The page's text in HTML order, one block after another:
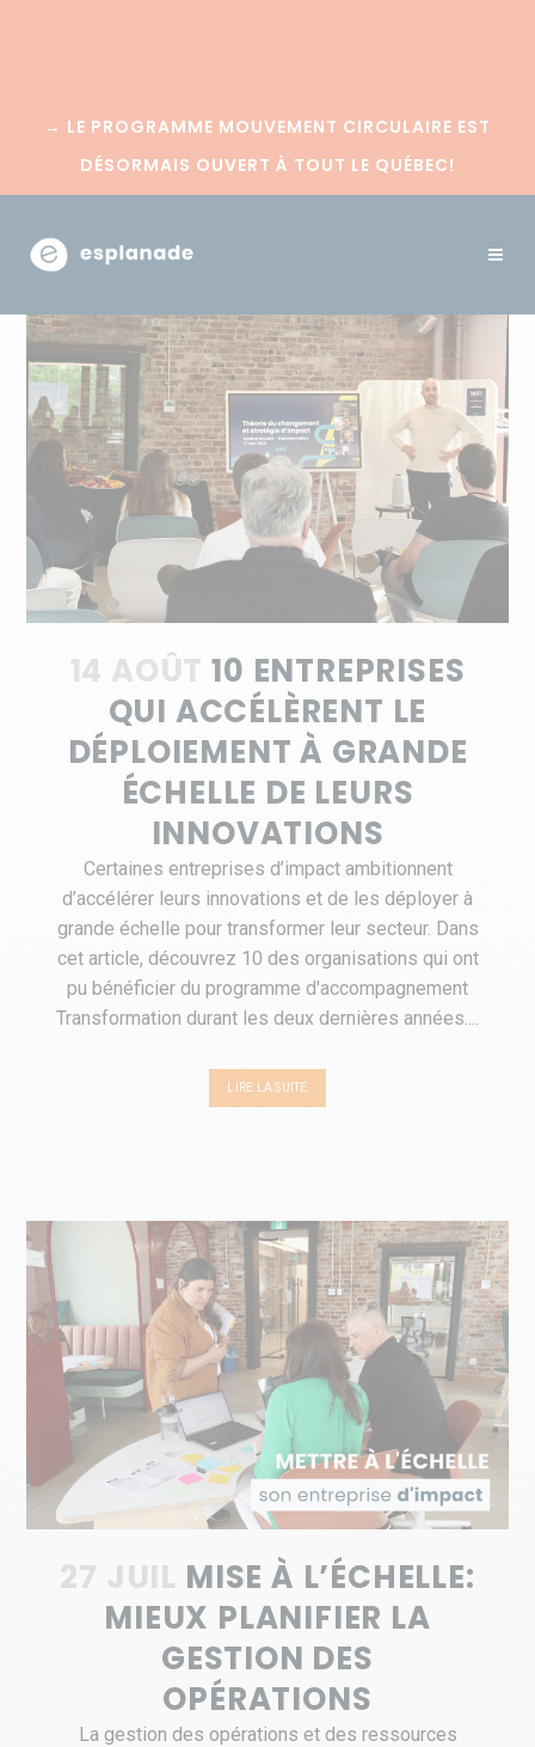
→ LE PROGRAMME MOUVEMENT CIRCULAIRE EST
DÉSORMAIS OUVERT À TOUT LE QUÉBEC!
14 AOÛT 10 ENTREPRISES
QUI ACCÉLÈRENT LE
DÉPLOIEMENT À GRANDE
ÉCHELLE DE LEURS
INNOVATIONS
Certaines entreprises d’impact ambitionnent
d’accélérer leurs innovations et de les déployer à
grande échelle pour transformer leur secteur. Dans
cet article, découvrez 10 des organisations qui ont
pu bénéficier du programme d'accompagnement
Transformation durant les deux dernières années....
LIRE LA SUITE
27 JUIL MISE À L’ÉCHELLE:
MIEUX PLANIFIER LA
GESTION DES
OPÉRATIONS
La gestion des opérations et des ressources